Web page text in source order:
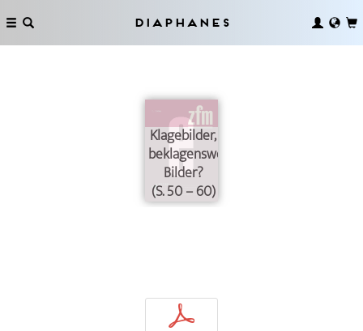
Diaphanes
Klagebilder,
beklagenswerte
Bilder?
(S. 50 – 60)
p